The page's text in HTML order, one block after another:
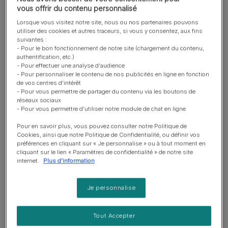
mâles
Voici une liste de prénoms masculins qui sauront
convenir à tous les types de chatons, du plus tranquille
au plus espiègle :
Smoky : idéal pour un chat gris ou bleu russe, ce
nom fait référence à son pelage délicatement fumé.
retenir, parfait pour un chat curieux.
Citrouille :adorable pour un chat roux, il évoque
douceur et originalité.
un nom majestueux pour un chat qui se croit
le roi de la maison.
très populaire pour un chat joueur et plein
vous offrir du contenu personnalisé
Lorsque vous visitez notre site, nous ou nos partenaires pouvons
utiliser des cookies et autres traceurs, si vous y consentez, aux fins
suivantes :
- Pour le bon fonctionnement de notre site (chargement du contenu,
authentification, etc.)
- Pour effectuer une analyse d'audience
- Pour personnaliser le contenu de nos publicités en ligne en fonction
de vos centres d'intérêt
- Pour vous permettre de partager du contenu via les boutons de
réseaux sociaux
- Pour vous permettre d'utiliser notre module de chat en ligne
Pour en savoir plus, vous pouvez consulter notre Politique de
Cookies, ainsi que notre Politique de Confidentialité, ou définir vos
préférences en cliquant sur « Je personnalise » ou à tout moment en
cliquant sur le lien « Paramètres de confidentialité » de notre site
internet.
Plus d'information
Je personnalise
Tout Accepter